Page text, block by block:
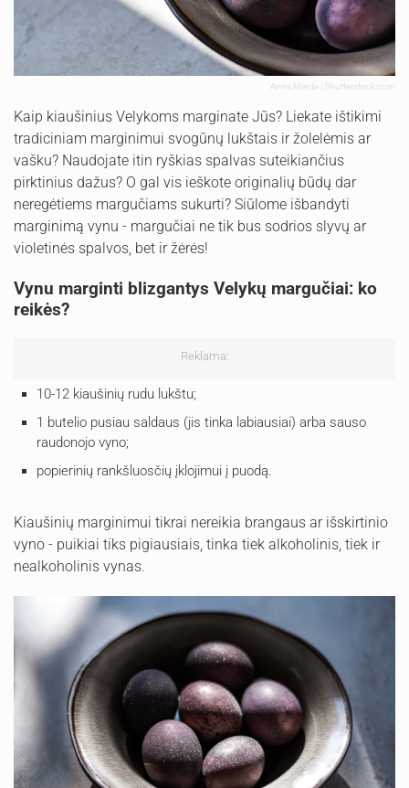
Anna Mente | Shutterstock.com
Kaip kiaušinius Velykoms marginate Jūs? Liekate ištikimi
tradiciniam marginimui svogūnų lukštais ir žolelėmis ar
vašku? Naudojate itin ryškias spalvas suteikiančius
pirktinius dažus? O gal vis ieškote originalių būdų dar
neregėtiems margučiams sukurti? Siūlome išbandyti
marginimą vynu - margučiai ne tik bus sodrios slyvų ar
violetinės spalvos, bet ir žėrės!
Vynu marginti blizgantys Velykų margučiai: ko
reikės?
Reklama:
10-12 kiaušinių rudu lukštu;
1 butelio pusiau saldaus (jis tinka labiausiai) arba sauso
raudonojo vyno;
popierinių rankšluosčių įklojimui į puodą.
Kiaušinių marginimui tikrai nereikia brangaus ar išskirtinio
vyno - puikiai tiks pigiausiais, tinka tiek alkoholinis, tiek ir
nealkoholinis vynas.